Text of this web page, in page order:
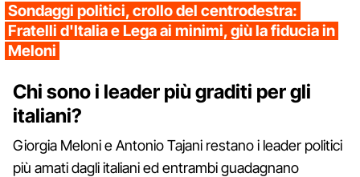
Sondaggi politici, crollo del centrodestra:
Fratelli d'Italia e Lega ai minimi, giù la fiducia in
Meloni
Chi sono i leader più graditi per gli
italiani?
Giorgia Meloni e Antonio Tajani restano i leader politici
più amati dagli italiani ed entrambi guadagnano